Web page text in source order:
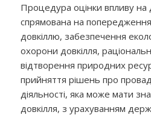
Процедура оцінки впливу на
спрямована на попередження
довкіллю, забезпечення
охорони довкілля,
відтворення природних
прийняття рішень про
діяльності, яка може мати
довкілля, з урахуванням